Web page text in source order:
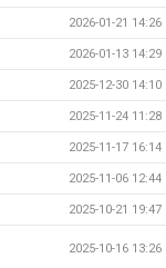
2026-01-21 14:26
2026-01-13 14:29
2025-12-30 14:10
2025-11-24 11:28
2025-11-17 16:14
2025-11-06 12:44
2025-10-21 19:47
2025-10-16 13:26